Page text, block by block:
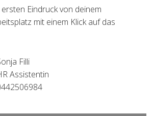
Eindruck von deinem
mit einem Klick auf das
Filli
Assistentin